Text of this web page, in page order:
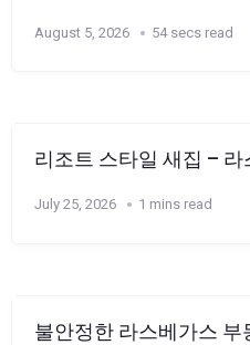
August 5, 2026 54 secs read
리조트 스타일 새집 – 라
July 25, 2026 1 mins read
불안정한 라스베가스 부